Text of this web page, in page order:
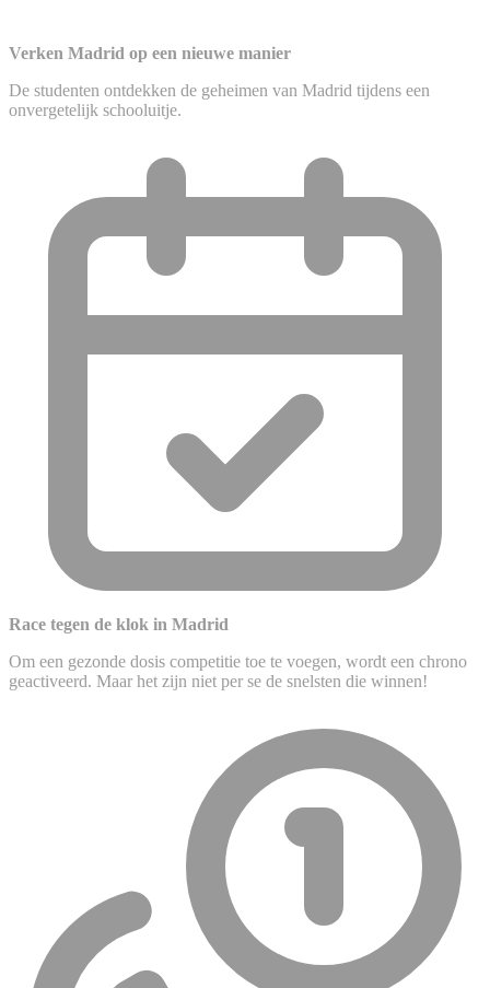
Verken Madrid op een nieuwe manier
De studenten ontdekken de geheimen van Madrid tijdens een
onvergetelijk schooluitje.
Race tegen de klok in Madrid
Om een gezonde dosis competitie toe te voegen, wordt een chrono
geactiveerd. Maar het zijn niet per se de snelsten die winnen!